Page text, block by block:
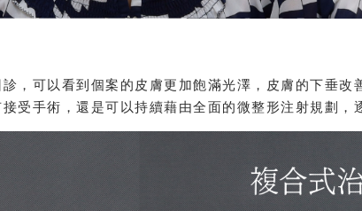
，可以看到個案的皮膚更加飽滿光澤，皮膚的下垂
受手術，還是可以持續藉由全面的微整形注射規劃，